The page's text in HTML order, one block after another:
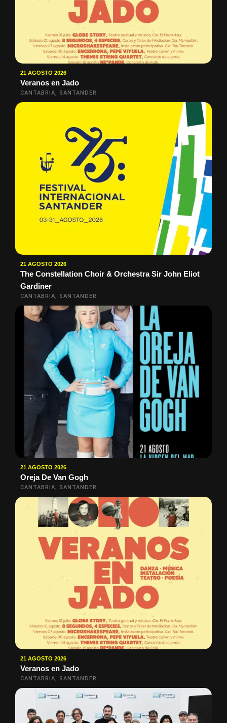
21 AGOSTO 2026
Veranos en Jado
CANTABRIA, SANTANDER
21 AGOSTO 2026
The Constellation Choir & Orchestra Sir John Eliot
Gardiner
CANTABRIA, SANTANDER
21 AGOSTO 2026
Oreja De Van Gogh
CANTABRIA, SANTANDER
21 AGOSTO 2026
Veranos en Jado
CANTABRIA, SANTANDER